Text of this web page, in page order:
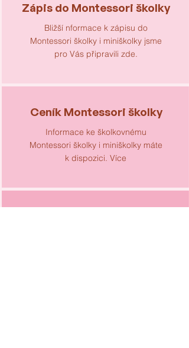
Zápis do Montessori školky
Bližší nformace k zápisu do
Montessori školky i miniškolky jsme
pro Vás připravili zde.
Ceník Montessori školky
Informace ke školkovnému
Montessori školky i miniškolky máte
k dispozici. Více